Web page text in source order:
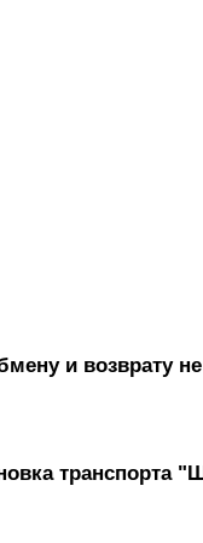
и возврату
транспорта